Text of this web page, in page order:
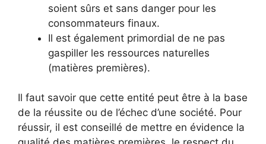
soient sûrs et sans danger pour les
consommateurs finaux.
Il est également primordial de ne pas
gaspiller les ressources naturelles
(matières premières).
Il faut savoir que cette entité peut être à la base
de la réussite ou de l’échec d’une société. Pour
réussir, il est conseillé de mettre en évidence la